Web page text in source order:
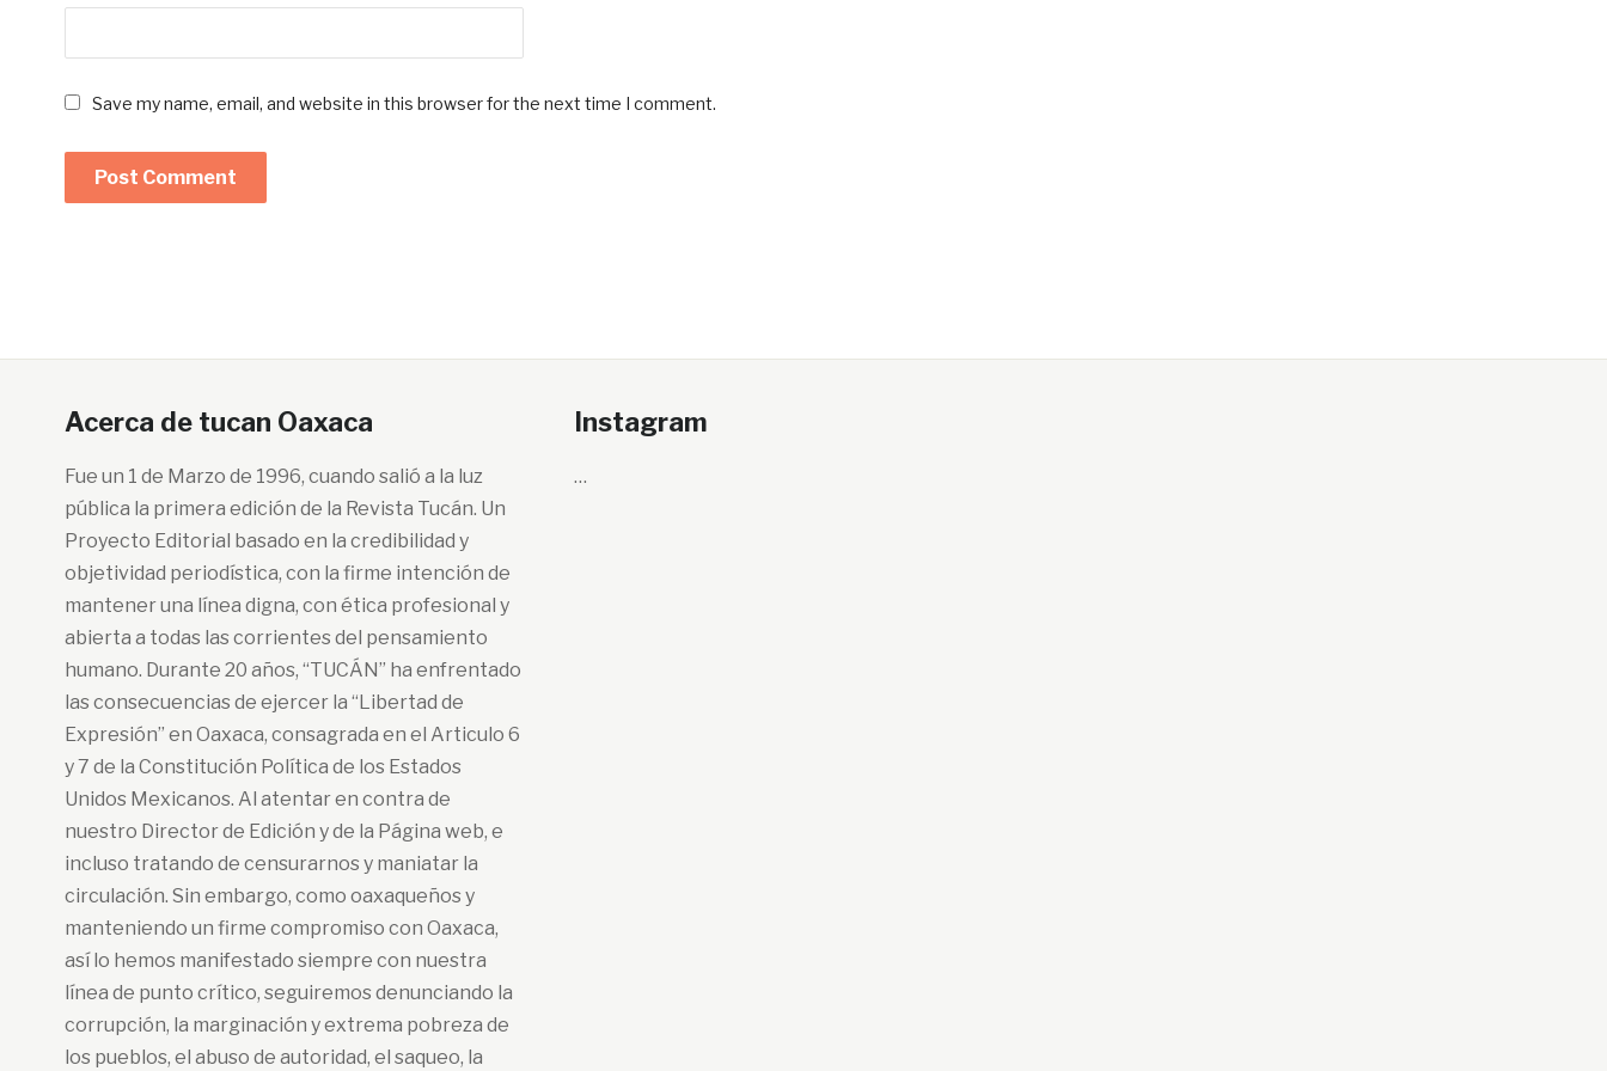
Save my name, email, and website in this browser for the next time I comment.
Acerca de tucan Oaxaca
Fue un 1 de Marzo de 1996, cuando salió a la luz
pública la primera edición de la Revista Tucán. Un
Proyecto Editorial basado en la credibilidad y
objetividad periodística, con la firme intención de
mantener una línea digna, con ética profesional y
abierta a todas las corrientes del pensamiento
humano. Durante 20 años, “TUCÁN” ha enfrentado
las consecuencias de ejercer la “Libertad de
Expresión” en Oaxaca, consagrada en el Articulo 6
y 7 de la Constitución Política de los Estados
Unidos Mexicanos. Al atentar en contra de
nuestro Director de Edición y de la Página web, e
incluso tratando de censurarnos y maniatar la
circulación. Sin embargo, como oaxaqueños y
manteniendo un firme compromiso con Oaxaca,
así lo hemos manifestado siempre con nuestra
línea de punto crítico, seguiremos denunciando la
corrupción, la marginación y extrema pobreza de
los pueblos, el abuso de autoridad, el saqueo, la
Instagram
…